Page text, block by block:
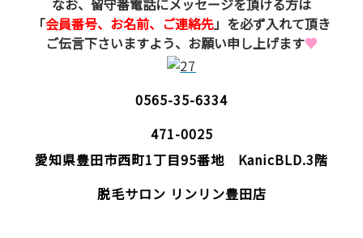
なお、留守番電話にメッセージを頂ける方は
「会員番号、お名前、ご連絡先」を必ず入れて頂き
ご伝言下さいますよう、お願い申し上げます♥
0565-35-6334
471-0025
愛知県豊田市西町1丁目95番地 KanicBLD.3階
脱毛サロン リンリン豊田店